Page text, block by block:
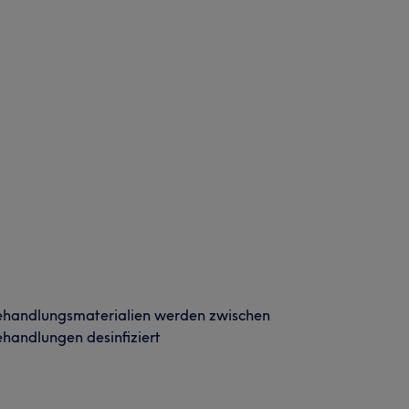
werden zwischen
desinfiziert